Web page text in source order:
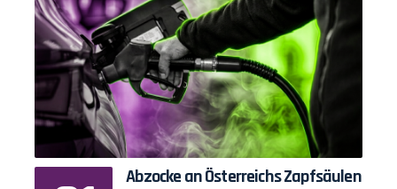
Abzocke an Österreichs Zapfsäulen